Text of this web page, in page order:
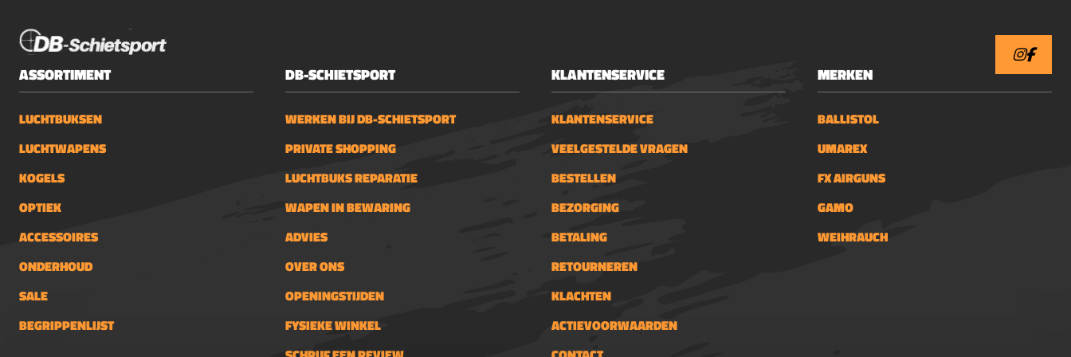
integraal "Stop-Pin"Wordt
geleverd met inbussleutels1"
reach forward
ASSORTIMENT
LUCHTBUKSEN
LUCHTWAPENS
KOGELS
OPTIEK
ACCESSOIRES
ONDERHOUD
SALE
BEGRIPPENLIJST
DB-SCHIETSPORT
WERKEN BIJ DB-SCHIETSPORT
PRIVATE SHOPPING
LUCHTBUKS REPARATIE
WAPEN IN BEWARING
ADVIES
OVER ONS
OPENINGSTIJDEN
FYSIEKE WINKEL
KLANTENSERVICE
KLANTENSERVICE
VEELGESTELDE VRAGEN
BESTELLEN
BEZORGING
BETALING
RETOURNEREN
KLACHTEN
ACTIEVOORWAARDEN
MERKEN
BALLISTOL
UMAREX
FX AIRGUNS
GAMO
WEIHRAUCH